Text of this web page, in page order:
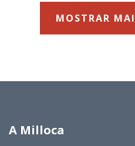
MOSTRAR
A Milloca